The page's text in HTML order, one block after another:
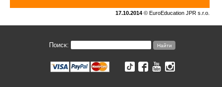
17.10.2014 © EuroEducation JPR s.r.o.
Поиск: